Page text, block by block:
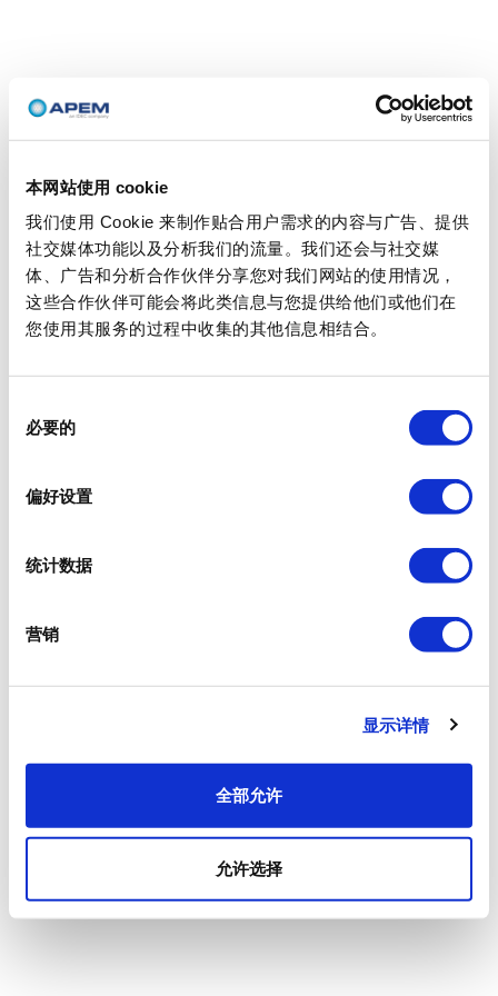
本网站使用 cookie
我们使用 Cookie 来制作贴合用户需求的内容与广告、提供
社交媒体功能以及分析我们的流量。我们还会与社交媒
体、广告和分析合作伙伴分享您对我们网站的使用情况，
这些合作伙伴可能会将此类信息与您提供给他们或他们在
您使用其服务的过程中收集的其他信息相结合。
必要的
偏好设置
统计数据
营销
显示详情
全部允许
允许选择